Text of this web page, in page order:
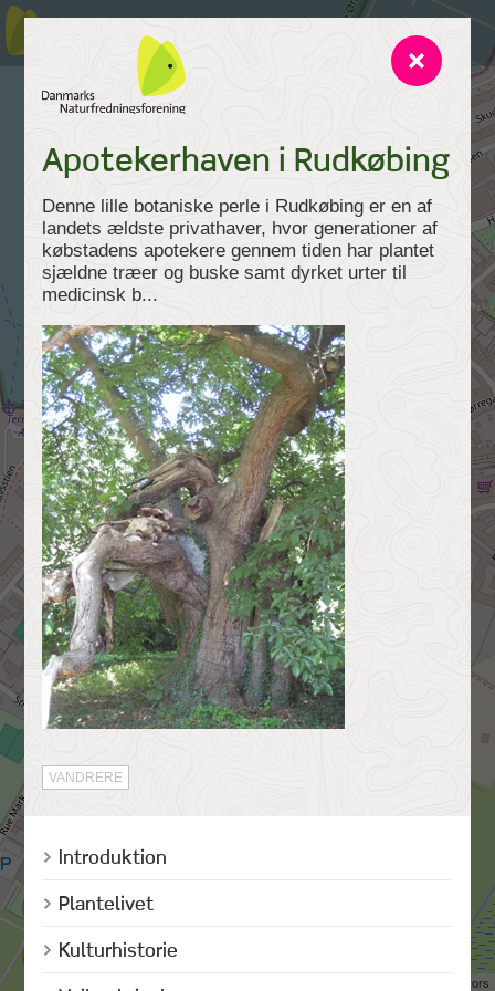
contributors
Apotekerhaven i Rudkøbing
Denne lille botaniske perle i Rudkøbing er en af
landets ældste privathaver, hvor generationer af
købstadens apotekere gennem tiden har plantet
sjældne træer og buske samt dyrket urter til
medicinsk b...
VANDRERE
Introduktion
Plantelivet
Kulturhistorie